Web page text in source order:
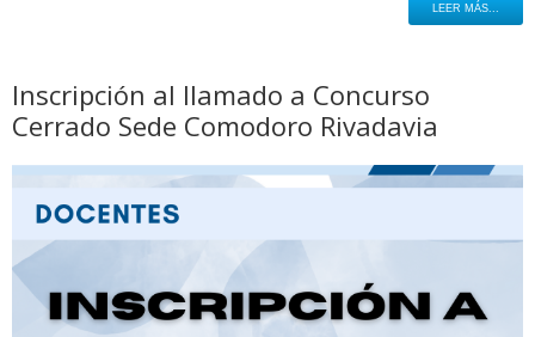
LEER MÁS...
Inscripción al llamado a Concurso
Cerrado Sede Comodoro Rivadavia